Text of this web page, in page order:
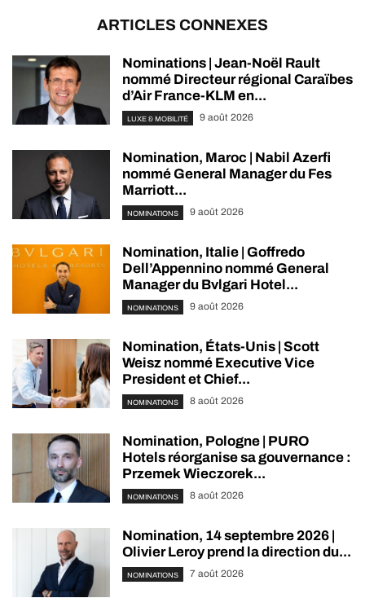
ARTICLES CONNEXES
Nominations | Jean-Noël Rault
nommé Directeur régional Caraïbes
d’Air France-KLM en...
LUXE & MOBILITÉ 9 août 2026
Nomination, Maroc | Nabil Azerfi
nommé General Manager du Fes
Marriott...
NOMINATIONS 9 août 2026
Nomination, Italie | Goffredo
Dell’Appennino nommé General
Manager du Bvlgari Hotel...
NOMINATIONS 9 août 2026
Nomination, États-Unis | Scott
Weisz nommé Executive Vice
President et Chief...
NOMINATIONS 8 août 2026
Nomination, Pologne | PURO
Hotels réorganise sa gouvernance :
Przemek Wieczorek...
NOMINATIONS 8 août 2026
Nomination, 14 septembre 2026 |
Olivier Leroy prend la direction du...
NOMINATIONS 7 août 2026